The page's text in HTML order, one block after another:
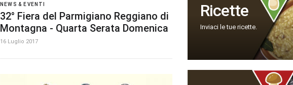
NEWS & EVENTI
32° Fiera del Parmigiano Reggiano di
Montagna - Quarta Serata Domenica
16 Luglio 2017
Ricette
Inviaci le tue ricette.